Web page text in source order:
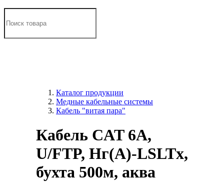
Каталог продукции
Медные кабельные системы
Кабель "витая пара"
Кабель CAT 6A,
U/FTP, Hг(A)-LSLTx,
бухта 500м, аква